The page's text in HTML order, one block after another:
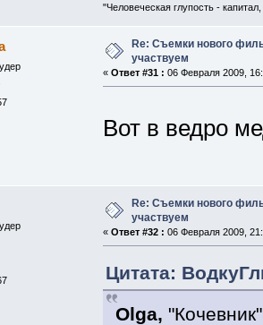
"Человеческая глупость -
Re: Съемки нового
участвуем
« Ответ #31 : 06 Февраля 2009,
Вот в ведро
Re: Съемки нового
участвуем
« Ответ #32 : 06 Февраля 2009,
Цитата:
Olga,